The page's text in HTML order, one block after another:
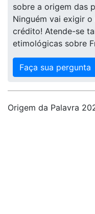
sobre a origem das
Ninguém vai exigir
crédito! Atende-se
etimológicas sobre
Faça sua pergunta
Origem da Palavra